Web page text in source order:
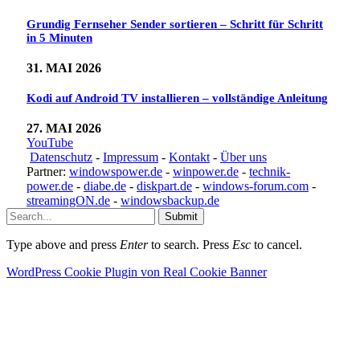
Grundig Fernseher Sender sortieren – Schritt für Schritt
in 5 Minuten
31. MAI 2026
Kodi auf Android TV installieren – vollständige Anleitung
27. MAI 2026
YouTube
Datenschutz - Impressum - Kontakt - Über uns
Partner: windowspower.de - winpower.de - technik-
power.de - diabe.de - diskpart.de - windows-forum.com -
streamingON.de - windowsbackup.de
Submit
Type above and press Enterto search. Press Esc to cancel.
WordPress Cookie Plugin von Real Cookie Banner